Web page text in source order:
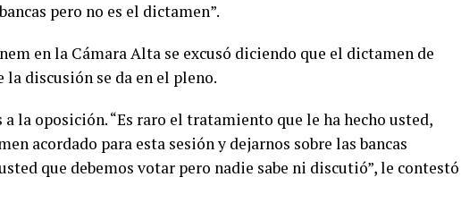
pero no es el dictamen”.
en la Cámara Alta se excusó diciendo que el dictamen de
la discusión se da en el pleno.
a la oposición. “Es raro el tratamiento que le ha hecho usted,
acordado para esta sesión y dejarnos sobre las bancas
que debemos votar pero nadie sabe ni discutió”, le contestó